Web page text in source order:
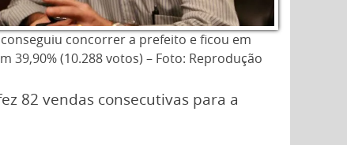
conseguiu concorrer a prefeito e ficou em
39,90% (10.288 votos) – Foto: Reprodução
82 vendas consecutivas para a